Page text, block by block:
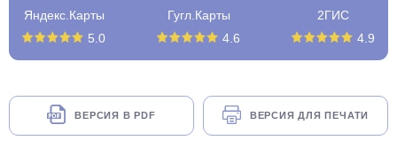
Яндекс.Карты
5.0
Гугл.Карты
4.6
2ГИС
4.9
ВЕРСИЯ В PDF ВЕРСИЯ ДЛЯ ПЕЧАТИ